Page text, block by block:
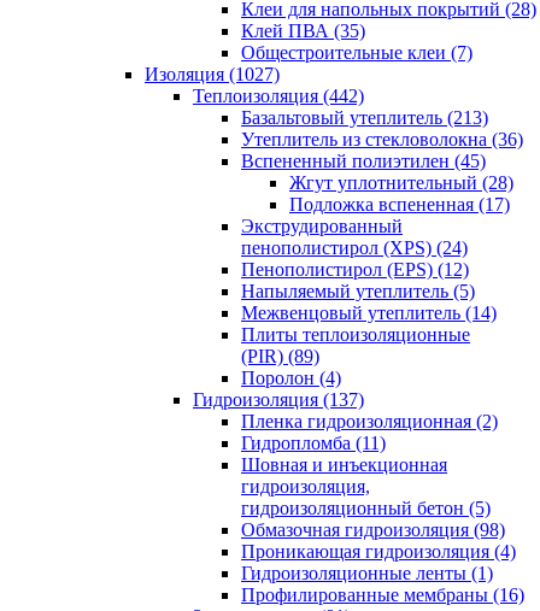
Клеи для напольных покрытий (28)
Клей ПВА (35)
Общестроительные клеи (7)
Изоляция (1027)
Теплоизоляция (442)
Базальтовый утеплитель (213)
Утеплитель из стекловолокна (36)
Вспененный полиэтилен (45)
Жгут уплотнительный (28)
Подложка вспененная (17)
Экструдированный
пенополистирол (XPS) (24)
Пенополистирол (EPS) (12)
Напыляемый утеплитель (5)
Межвенцовый утеплитель (14)
Плиты теплоизоляционные
(PIR) (89)
Поролон (4)
Гидроизоляция (137)
Пленка гидроизоляционная (2)
Гидропломба (11)
Шовная и инъекционная
гидроизоляция,
гидроизоляционный бетон (5)
Обмазочная гидроизоляция (98)
Проникающая гидроизоляция (4)
Гидроизоляционные ленты (1)
Профилированные мембраны (16)